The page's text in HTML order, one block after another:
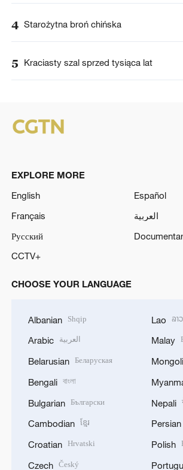
4 Starożytna broń chińska
5 Kraciasty szal sprzed tysiąca lat
EXPLORE MORE
English
Español
Français
العربية
Русский
CCTV+
CHOOSE YOUR LANGUAGE
Albanian Shqip
Arabic العربية
Belarusian Беларуская
Bengali বাংলা
Bulgarian Български
Cambodian ខ្មែរ
Croatian Hrvatski
Czech Český
Lao ລາວ
Malay
Nepali
Persian
Polish